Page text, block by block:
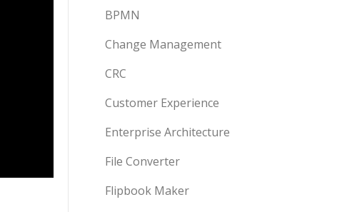
BPMN
Change Management
CRC
Customer Experience
Enterprise Architecture
File Converter
Flipbook Maker